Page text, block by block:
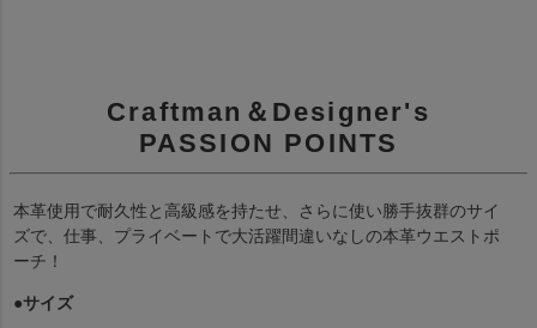
Craftman＆Designer's
PASSION POINTS
本革使用で耐久性と高級感を持たせ、さらに使い勝手抜群のサイ
ズで、仕事、プライベートで大活躍間違いなしの本革ウエストポ
ーチ！
●サイズ